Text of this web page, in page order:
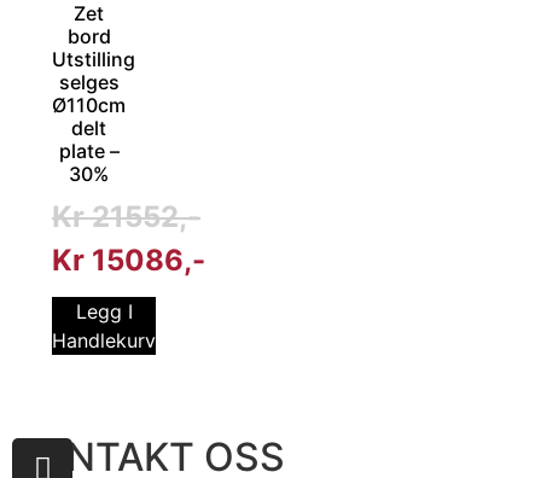
Zet
bord
Utstilling
selges
Ø110cm
delt
plate –
30%
Kr21552
Kr 15086
Legg I
Handlekurv
KONTAKT OSS